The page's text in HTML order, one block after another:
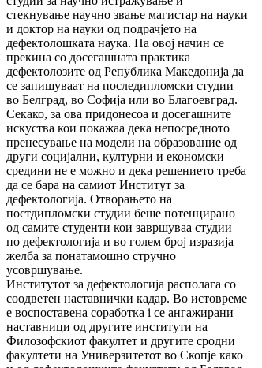
стекнување науч­но звање магистар на науки
и доктор на науки од подрачјето на
дефектолошката наука. На овој начин се
прекина со досегашната практика
дефектолозите од Република Македонија да
се запишуваат на последипломски студии
во Бел­град, во Софија или во Благоевград.
Секако, за ова придонесоа и досегашните
искуства кои по­ка­жаа дека непосредното
пренесување на мо­де­ли на образование од
други социјални, кул­тур­ни и економски
средини не е можно и дека ре­шението треба
да се бара на самиот Институт за
дефектологија. Отворањето на
постдипломски студии беше потенцирано
од самите студенти кои завршуваа студии
по дефектологија и во голем број изразија
желба за понатамошно струч­но
усовршување.
Институтот за дефектологија располага со
соодветен наставнички кадар. Во истовреме
е воспоставена соработка i се ангажирани
нас­тав­ници од другите институти на
Филозоф­ски­от факултет и другите сродни
факултети на Универзитетот во Скопје како